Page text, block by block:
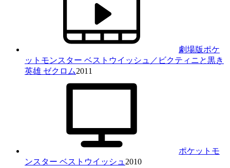
劇場版ポケ
ットモンスター ベストウイッシュ／ビクティニと黒き
英雄 ゼクロム2011
ポケットモ
ンスター ベストウイッシュ 2010